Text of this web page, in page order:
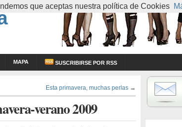
MAPA SUSCRIBIRSE POR RSS
Esta primavera, muchas perlas →
verano 2009
que aceptas nuestra política de Cookies